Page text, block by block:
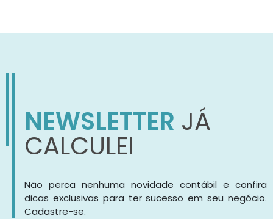
NEWSLETTER JÁ
CALCULEI
Não perca nenhuma novidade contábil e confira
dicas exclusivas para ter sucesso em seu negócio.
Cadastre-se.